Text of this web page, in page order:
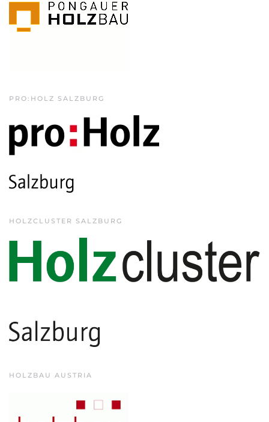
PRO:HOLZ SALZBURG
HOLZCLUSTER SALZBURG
HOLZBAU AUSTRIA